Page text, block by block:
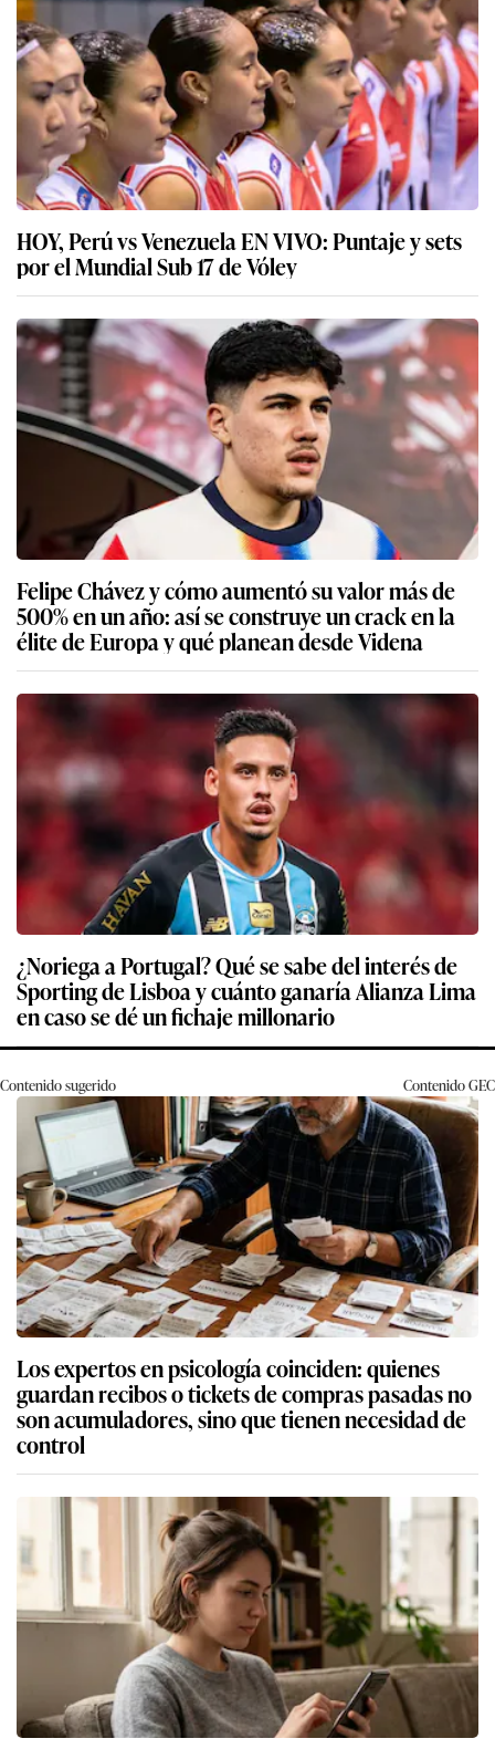
HOY, Perú vs Venezuela EN VIVO: Puntaje y sets
por el Mundial Sub 17 de Vóley
Felipe Chávez y cómo aumentó su valor más de
500% en un año: así se construye un crack en la
élite de Europa y qué planean desde Videna
¿Noriega a Portugal? Qué se sabe del interés de
Sporting de Lisboa y cuánto ganaría Alianza Lima
en caso se dé un fichaje millonario
Contenido sugerido ContenidoGEC
Los expertos en psicología coinciden: quienes
guardan recibos o tickets de compras pasadas no
son acumuladores, sino que tienen necesidad de
control